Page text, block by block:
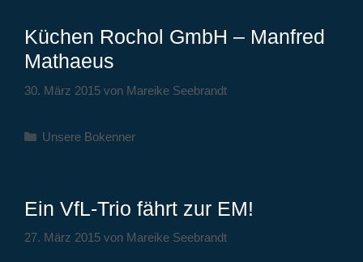
Küchen Rochol GmbH – Manfred
Mathaeus
30. März 2015 von Mareike Seebrandt
Kategorien
Unsere Bokenner
Ein VfL-Trio fährt zur EM!
27. März 2015 von Mareike Seebrandt